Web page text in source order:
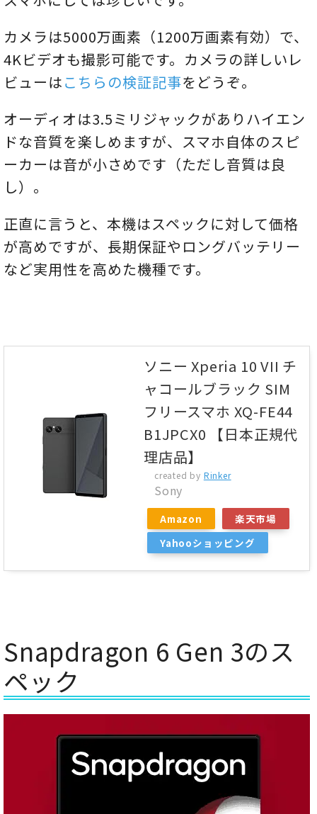
カメラは5000万画素（1200万画素有効）で、
4Kビデオも撮影可能です。カメラの詳しいレ
ビューはこちらの検証記事をどうぞ。
オーディオは3.5ミリジャックがありハイエン
ドな音質を楽しめますが、スマホ自体のスピ
ーカーは音が小さめです（ただし音質は良
し）。
正直に言うと、本機はスペックに対して価格
が高めですが、長期保証やロングバッテリー
など実用性を高めた機種です。
ソニー Xperia 10 VII チ
ャコールブラック SIM
フリースマホ XQ-FE44
B1JPCX0 【日本正規代
理店品】
created by Rinker
Sony
Amazon
楽天市場
Yahooショッピング
Snapdragon 6 Gen 3のス
ペック